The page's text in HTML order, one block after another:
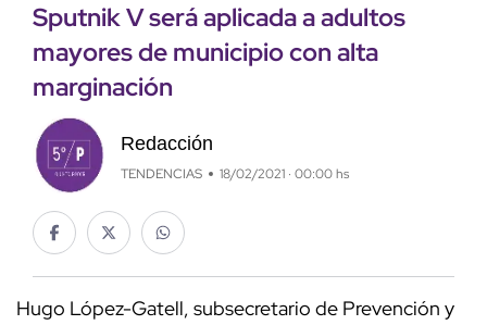
Sputnik V será aplicada a adultos
mayores de municipio con alta
marginación
Redacción
TENDENCIAS 18/02/2021 · 00:00 hs
Hugo López-Gatell, subsecretario de Prevención y